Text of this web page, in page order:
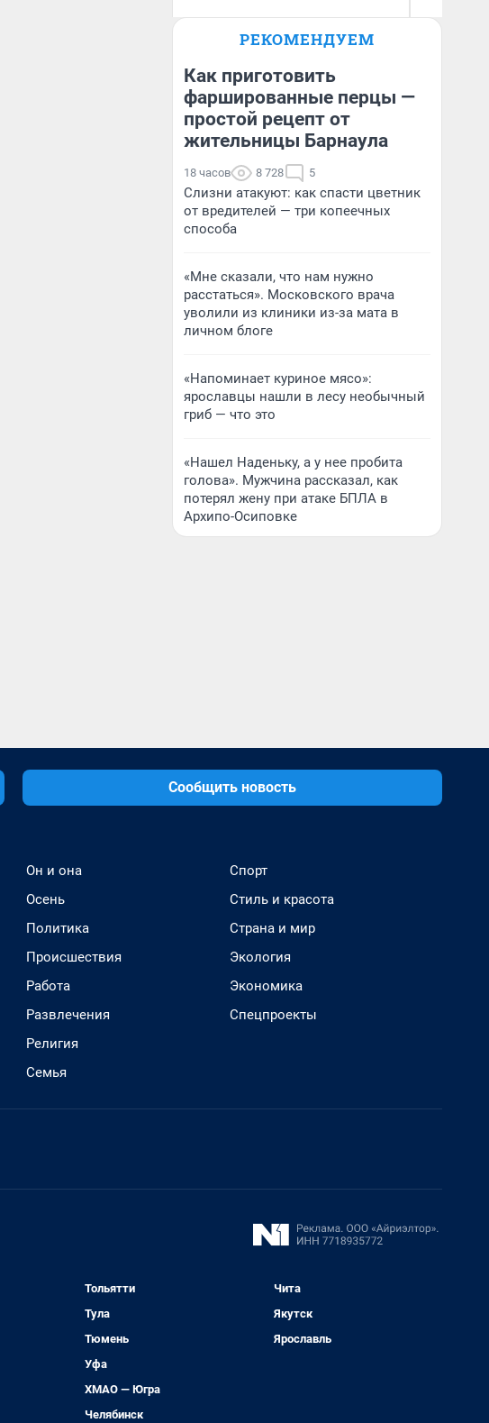
Главврач клиники
Волковой»
РЕКОМЕНДУЕМ
Как приготовить
фаршированные перцы —
простой рецепт от
жительницы Барнаула
18 часов 8 728 5
Слизни атакуют: как спасти цветник
от вредителей — три копеечных
способа
«Мне сказали, что нам нужно
расстаться». Московского врача
уволили из клиники из-за мата в
личном блоге
«Напоминает куриное мясо»:
ярославцы нашли в лесу необычный
гриб — что это
«Нашел Наденьку, а у нее пробита
голова». Мужчина рассказал, как
потерял жену при атаке БПЛА в
Архипо-Осиповке
Сообщить новость
Он и она
Осень
Политика
Происшествия
Работа
Развлечения
Религия
Семья
Спорт
Стиль и красота
Страна и мир
Экология
Экономика
Спецпроекты
Тольятти
Тула
Тюмень
Уфа
ХМАО — Югра
Челябинск
Чита
Якутск
Ярославль